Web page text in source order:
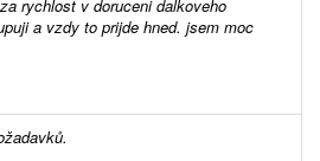
a vzdy to prijde hned. jsem moc